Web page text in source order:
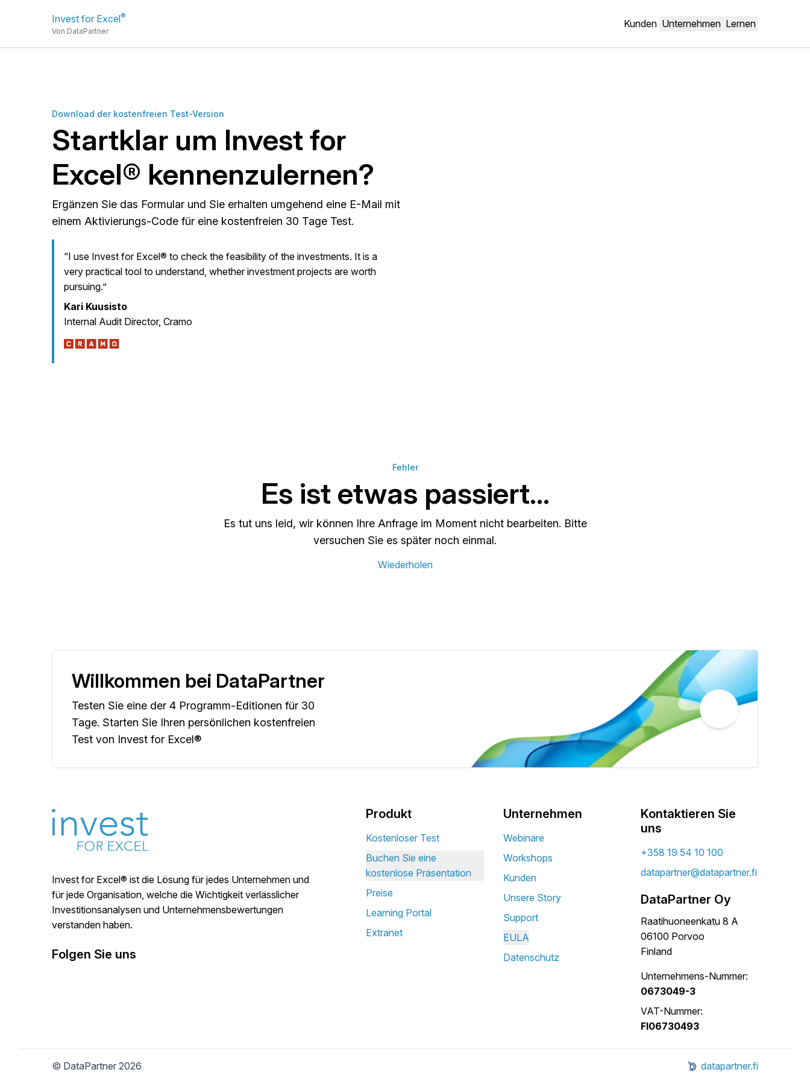
Invest for Excel®
Von DataPartner
Kunden Unternehmen Lernen
Download der kostenfreien Test-Version
Startklar um Invest for
Excel® kennenzulernen?
Ergänzen Sie das Formular und Sie erhalten umgehend eine E-Mail mit
einem Aktivierungs-Code für eine kostenfreien 30 Tage Test.
“I use Invest for Excel® to check the feasibility of the investments. It is a
very practical tool to understand, whether investment projects are worth
pursuing.”
Kari Kuusisto
Internal Audit Director, Cramo
Fehler
Es ist etwas passiert...
Es tut uns leid, wir können Ihre Anfrage im Moment nicht bearbeiten. Bitte
versuchen Sie es später noch einmal.
Wiederholen
Willkommen bei DataPartner
Testen Sie eine der 4 Programm-Editionen für 30
Tage. Starten Sie Ihren persönlichen kostenfreien
Test von Invest for Excel®
Invest for Excel® ist die Lösung für jedes Unternehmen und
für jede Organisation, welche die Wichtigkeit verlässlicher
Investitionsanalysen und Unternehmensbewertungen
verstanden haben.
Folgen Sie uns
Produkt
Kostenloser Test
Buchen Sie eine
kostenlose Präsentation
Preise
Learning Portal
Extranet
Unternehmen
Webinare
Workshops
Kunden
Unsere Story
Support
EULA
Datenschutz
Kontaktieren Sie
uns
+358 19 54 10 100
datapartner@datapartner.fi
DataPartner Oy
Raatihuoneenkatu 8 A
06100 Porvoo
Finland
Unternehmens-Nummer:
0673049-3
VAT-Nummer:
FI06730493
© DataPartner 2026 datapartner.fi